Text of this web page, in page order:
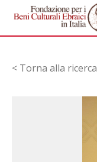
< Torna alla ricerca